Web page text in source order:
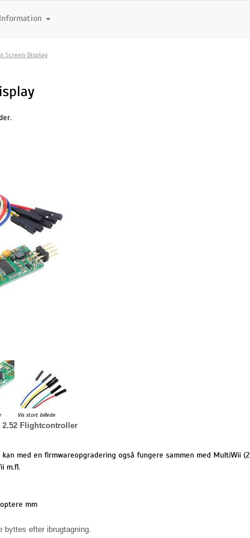
Information
Screen Display
Vis stort billede
2.52 Flightcontroller
med en firmwareopgradering også fungere sammen med MultiWii (2
m.fl.
mm
efter ibrugtagning.